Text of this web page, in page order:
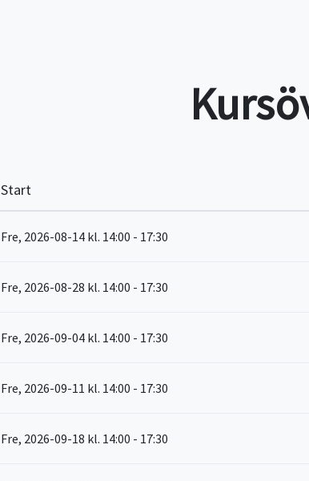
Start
Fre, 2026-08-14 kl. 14:00 - 17:30
Fre, 2026-08-28 kl. 14:00 - 17:30
Fre, 2026-09-04 kl. 14:00 - 17:30
Fre, 2026-09-11 kl. 14:00 - 17:30
Fre, 2026-09-18 kl. 14:00 - 17:30